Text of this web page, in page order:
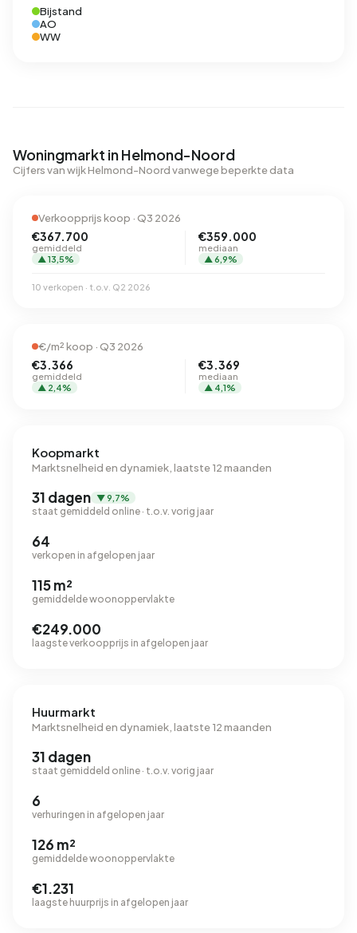
Bijstand
AO
WW
Woningmarkt in Helmond-Noord
Cijfers van wijk Helmond-Noord vanwege beperkte data
Verkoopprijs koop · Q3 2026
€367.700
gemiddeld
▲ 13,5%
€359.000
mediaan
▲ 6,9%
10 verkopen · t.o.v. Q2 2026
€/m² koop · Q3 2026
€3.366
gemiddeld
▲ 2,4%
€3.369
mediaan
▲ 4,1%
Koopmarkt
Marktsnelheid en dynamiek, laatste 12 maanden
31 dagen ▼ 9,7%
staat gemiddeld online · t.o.v. vorig jaar
64
verkopen in afgelopen jaar
115 m²
gemiddelde woonoppervlakte
€249.000
laagste verkoopprijs in afgelopen jaar
Huurmarkt
Marktsnelheid en dynamiek, laatste 12 maanden
31 dagen
staat gemiddeld online · t.o.v. vorig jaar
6
verhuringen in afgelopen jaar
126 m²
gemiddelde woonoppervlakte
€1.231
laagste huurprijs in afgelopen jaar